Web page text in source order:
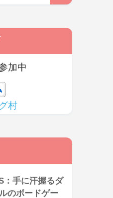
加中
村
：手に汗握るダ
のボードゲー